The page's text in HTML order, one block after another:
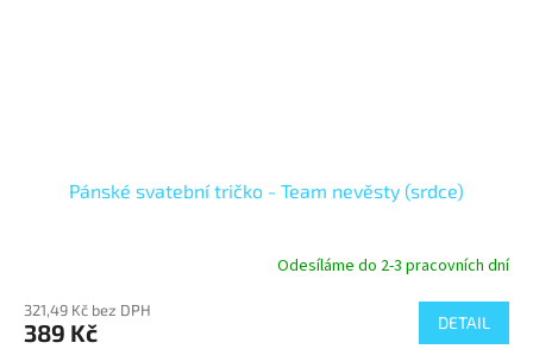
Pánské svatební tričko - Team nevěsty (srdce)
Odesíláme do 2-3 pracovních dní
321,49 Kč bez DPH
389 Kč DETAIL